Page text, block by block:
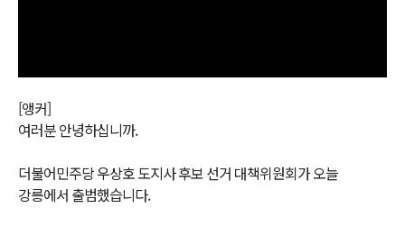
[앵커]
여러분 안녕하십니까.
더불어민주당 우상호 도지사 후보 선거 대책위원회가 오늘
강릉에서 출범했습니다.